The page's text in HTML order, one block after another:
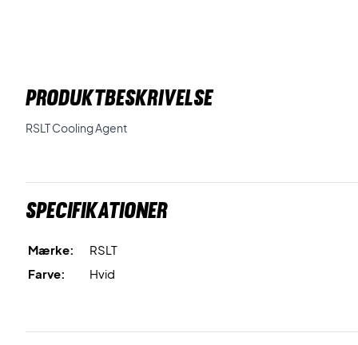
PRODUKTBESKRIVELSE
RSLT Cooling Agent
Specifikationer
Mærke:
RSLT
Farve:
Hvid